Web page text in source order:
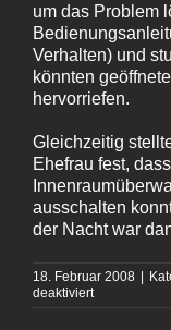
um das Problem
Verhalten) und
könnten
hervorriefen.
Gleichzeitig
Ehefrau fest,
ausschalten
der Nacht war
18. Februar 2008 |
deaktiviertfür